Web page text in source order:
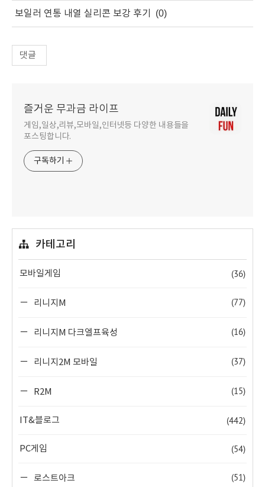
보일러 연통 내열 실리콘 보강 후기 (0)
댓글
즐거운 무과금 라이프
게임,일상,리뷰,모바일,인터넷등 다양한 내용들을
포스팅합니다.
구독하기
카테고리
모바일게임 (36)
리니지M (77)
리니지M 다크엘프육성 (16)
리니지2M 모바일 (37)
R2M (15)
IT&블로그 (442)
PC게임 (54)
로스트아크 (51)